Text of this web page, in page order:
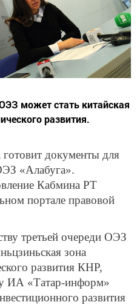
может стать китайская
развития.
готовит документы для
«Алабуга».
Кабмина РТ
портале правовой
третьей очереди ОЭЗ
зона
развития КНР,
ИА «Татар-информ»
развития